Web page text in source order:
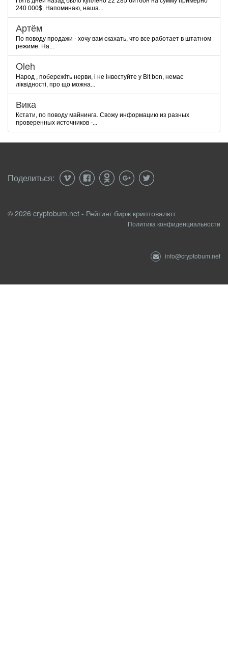
240 000$. Напоминаю, наша...
Артём
По поводу продажи - хочу вам скахать, что все работает в штатном
режиме. На...
Oleh
Народ , побережіть нерви, і не інвестуйте у Bit bon, немає
ліквідності, про що можна...
Вика
Кстати, по поводу майнинга. Свожу информацию из разных
проверенных источников -...
Поделиться:
© 2026 cryptobum.net - Рейтинг бирж криптовалют
Политика конфиденциальности
info@cryptobum.net